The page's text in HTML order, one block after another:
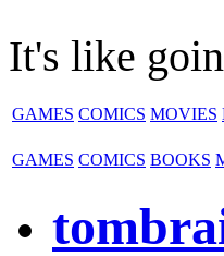
It's like
GAMES COMICS MOVIES
GAMES COMICS BOOKS